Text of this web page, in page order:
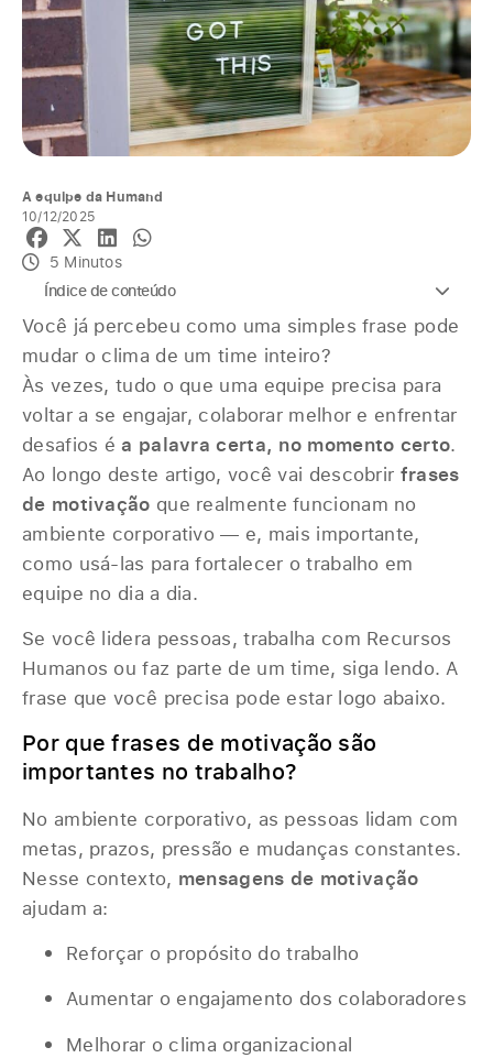
A equipe da Humand
10/12/2025
5 Minutos
Índice de conteúdo
Você já percebeu como uma simples frase pode
mudar o clima de um time inteiro?
Às vezes, tudo o que uma equipe precisa para
voltar a se engajar, colaborar melhor e enfrentar
desafios éa palavra certa, no momento certo.
Ao longo deste artigo, você vai descobrir frases
de motivação que realmente funcionam no
ambiente corporativo — e, mais importante,
como usá-las para fortalecer o trabalho em
equipe no dia a dia.
Se você lidera pessoas, trabalha com Recursos
Humanos ou faz parte de um time, siga lendo. A
frase que você precisa pode estar logo abaixo.
Por que frases de motivação são
importantes no trabalho?
No ambiente corporativo, as pessoas lidam com
metas, prazos, pressão e mudanças constantes.
Nesse contexto, mensagens de motivação
ajudam a:
Reforçar o propósito do trabalho
Aumentar o engajamento dos colaboradores
Melhorar o clima organizacional